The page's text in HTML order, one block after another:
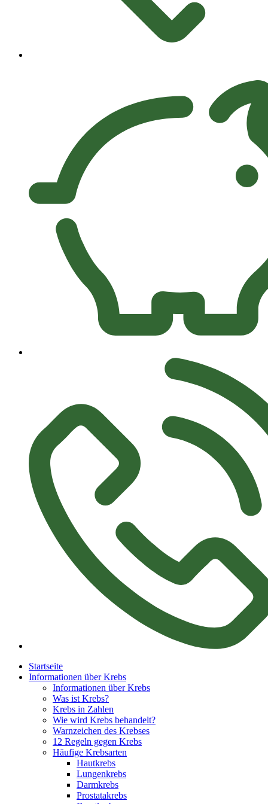
Startseite
Informationen über Krebs
Informationen über Krebs
Was ist Krebs?
Krebs in Zahlen
Wie wird Krebs behandelt?
Warnzeichen des Krebses
12 Regeln gegen Krebs
Häufige Krebsarten
Hautkrebs
Lungenkrebs
Darmkrebs
Prostatakrebs